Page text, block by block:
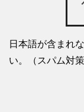
日本語が含まれ
い。（スパム対策